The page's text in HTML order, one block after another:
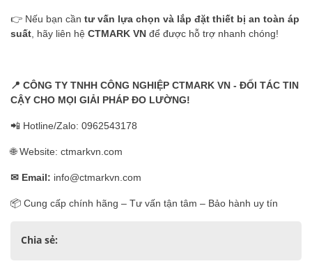
👉 Nếu bạn cần tư vấn lựa chọn và lắp đặt thiết bị an toàn áp
suất , hãy liên hệ CTMARK VN để được hỗ trợ nhanh chóng!
📍 CÔNG TY TNHH CÔNG NGHIỆP CTMARK VN - ĐỐI TÁC TIN
CẬY CHO MỌI GIẢI PHÁP ĐO LƯỜNG!
📲 Hotline/Zalo: 0962543178
🌐 Website: ctmarkvn.com
✉ Email: info@ctmarkvn.com
📦 Cung cấp chính hãng – Tư vấn tận tâm – Bảo hành uy tín
Chia sẻ: